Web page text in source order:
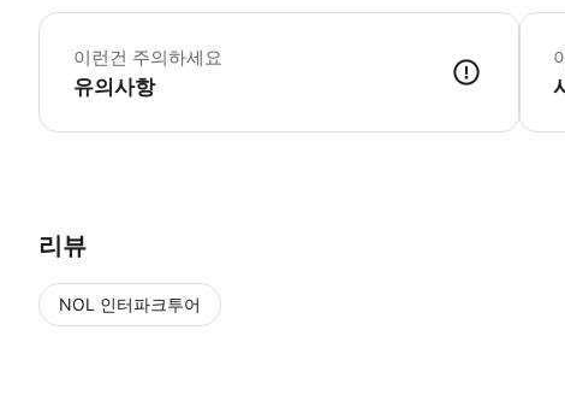
이런건 주의하세요
유의사항
모든
리뷰
NOL 인터파크투어